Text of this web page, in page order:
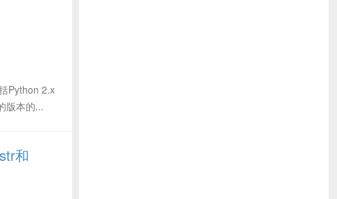
Python 2.x
版本的...
和